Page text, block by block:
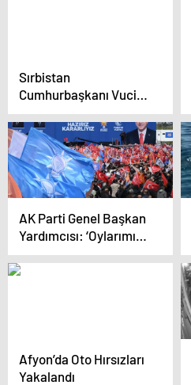
Sırbistan
Cumhurbaşkanı Vucic
hayati tehlike atlattı
AK Parti Genel Başkan
Yardımcısı: ‘Oylarımız
yüzde 40’a yaklaşıyor’
Afyon’da Oto Hırsızları
Yakalandı